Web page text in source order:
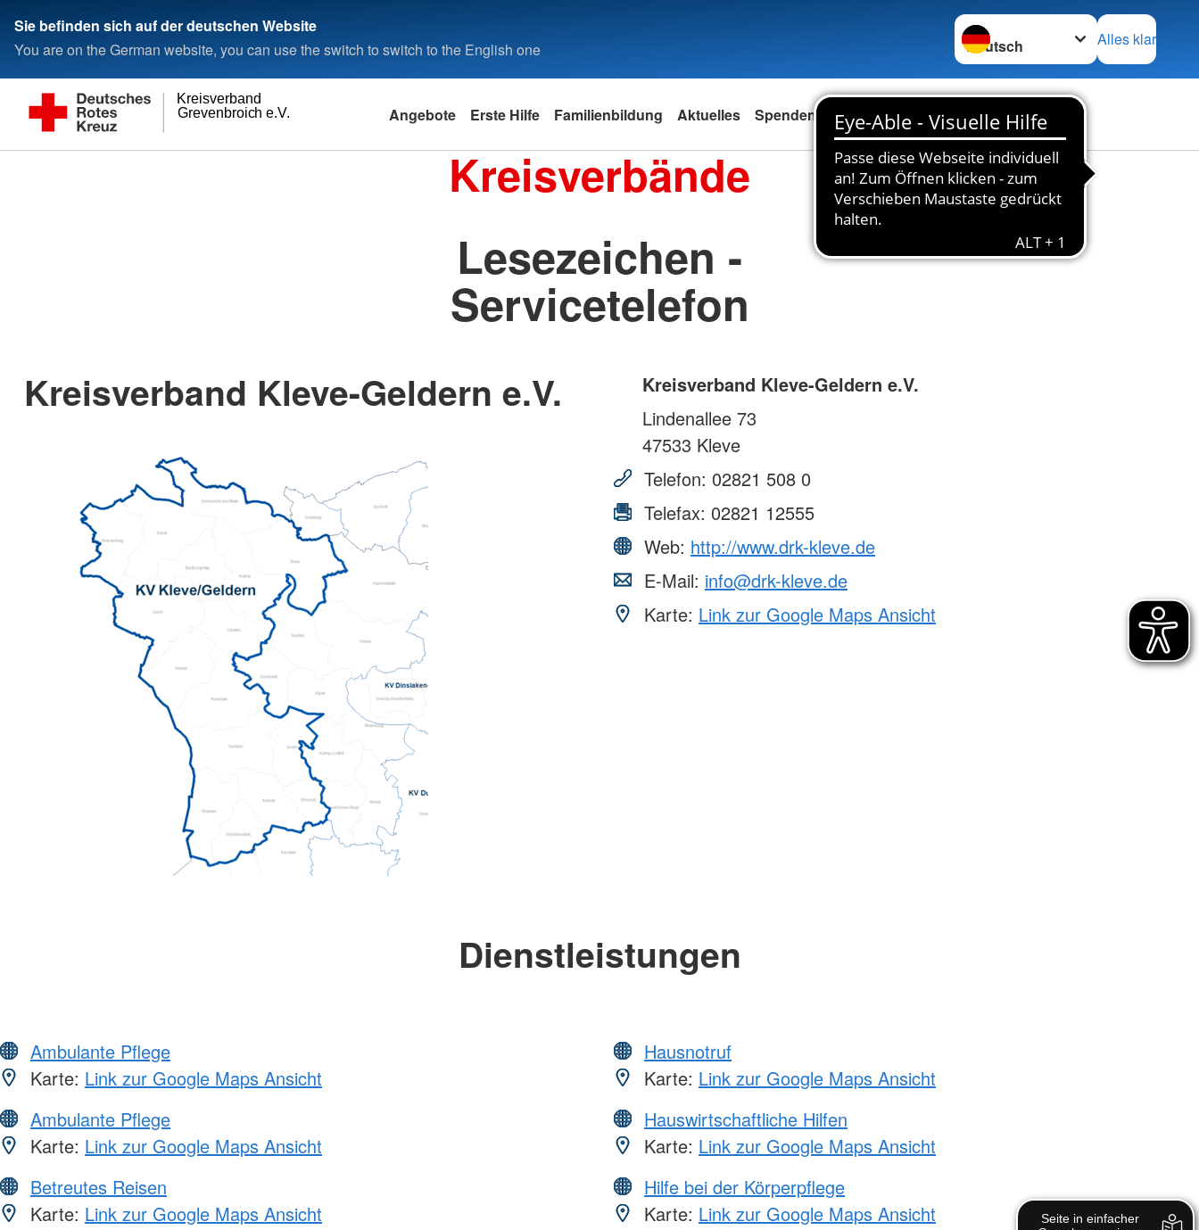
Sie befinden sich auf der deutschen Website
You are on the German website, you can use the switch to switch to the English one
Sprache wechseln zu
Alles klar
Grevenbroich e.V.
Kreisverband
Angebote Erste Hilfe Familienbildung Aktuelles Spenden Das DRK Karriere
Kreisverbände
Lesezeichen -
Servicetelefon
Kreisverband Kleve-Geldern e.V.
Kreisverband Kleve-Geldern e.V.
Lindenallee 73
47533 Kleve
Telefon: 02821 508 0
Telefax: 02821 12555
Web: http://www.drk-kleve.de
E-Mail: info@drk-kleve.de
Karte: Link zur Google Maps Ansicht
Dienstleistungen
Ambulante Pflege
Karte: Link zur Google Maps Ansicht
Ambulante Pflege
Karte: Link zur Google Maps Ansicht
Betreutes Reisen
Karte: Link zur Google Maps Ansicht
Hausnotruf
Karte: Link zur Google Maps Ansicht
Hauswirtschaftliche Hilfen
Karte: Link zur Google Maps Ansicht
Hilfe bei der Körperpflege
Karte: Link zur Google Maps Ansicht